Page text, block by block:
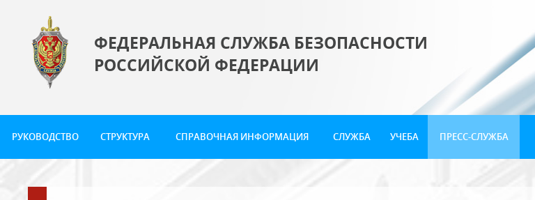
ФЕДЕРАЛЬНАЯ СЛУЖБА БЕЗОПАСНОСТИ
РОССИЙСКОЙ ФЕДЕРАЦИИ
РУКОВОДСТВО СТРУКТУРА СПРАВОЧНАЯ ИНФОРМАЦИЯ СЛУЖБА УЧЕБА ПРЕСС-СЛУЖБА